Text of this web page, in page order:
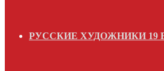
РУССКИЕ ХУДОЖНИКИ 19